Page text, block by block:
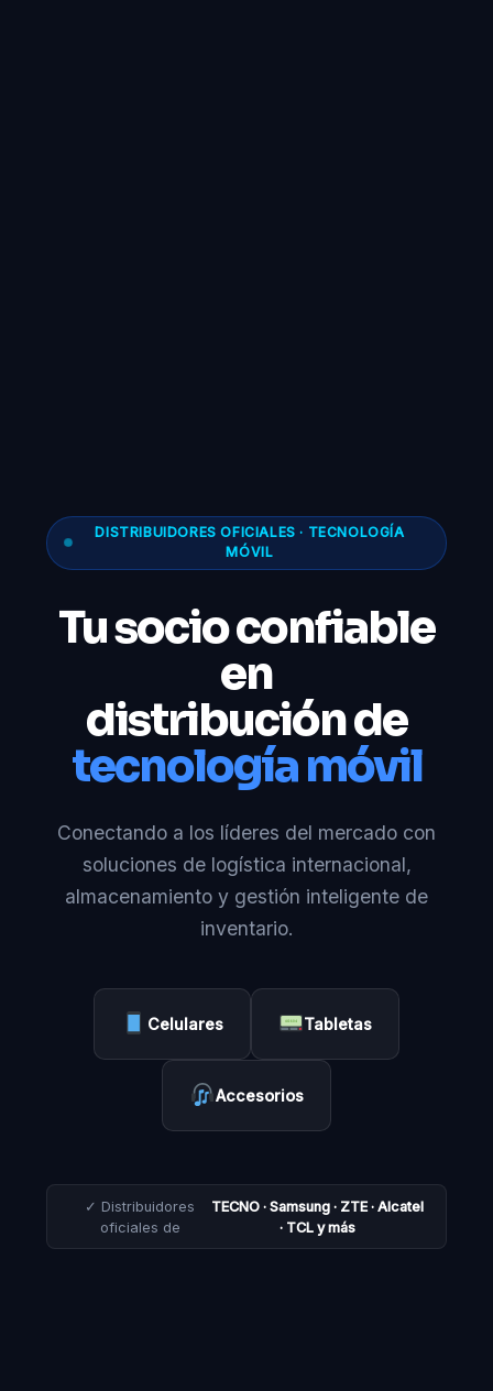
DISTRIBUIDORES OFICIALES · TECNOLOGÍA
MÓVIL
Tu socio confiable
en
distribución de
tecnología móvil
Conectando a los líderes del mercado con
soluciones de logística internacional,
almacenamiento y gestión inteligente de
inventario.
Celulares Tabletas
Accesorios
✓ Distribuidores
oficiales de
TECNO · Samsung · ZTE · Alcatel
· TCL y más